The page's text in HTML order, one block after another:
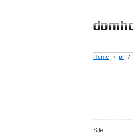
Home / pl /
Site: